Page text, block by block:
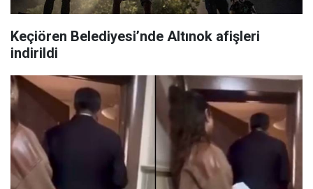
Keçiören Belediyesi’nde Altınok afişleri
indirildi